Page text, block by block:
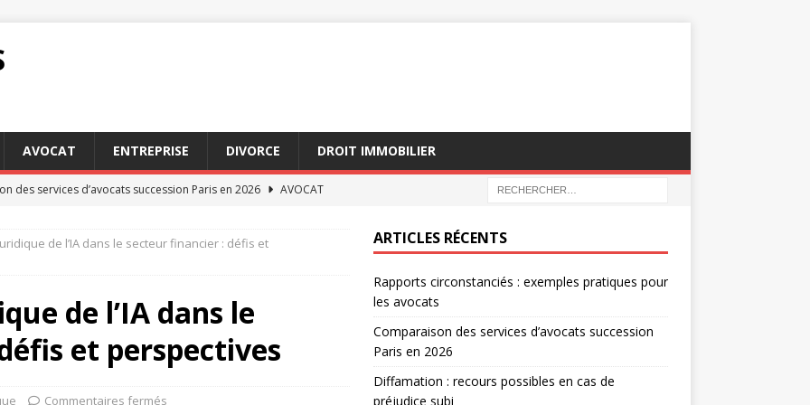
AVOCAT ENTREPRISE DIVORCE DROIT IMMOBILIER
des services d’avocats succession Paris en 2026
AVOCAT
avec des avocats succession Paris aujourd’hui
: comment cette clause impacte vos engagements
: exemples pratiques pour les avocats
de l’IA dans le secteur financier : défis et
de l’IA dans le
et perspectives
Commentaires fermés
ARTICLES RÉCENTS
Rapports circonstanciés : exemples pratiques pour
les avocats
Comparaison des services d’avocats succession
Paris en 2026
Diffamation : recours possibles en cas de
préjudice subi